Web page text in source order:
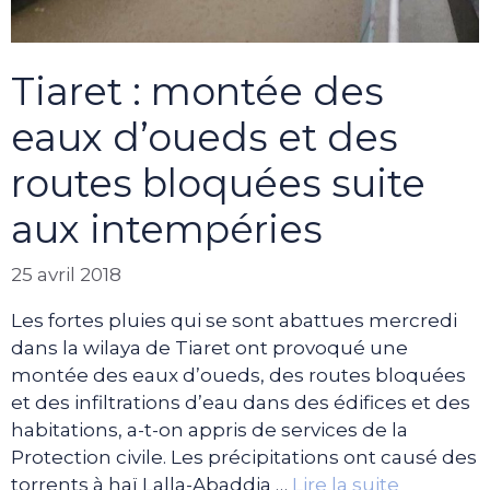
Tiaret : montée des
eaux d’oueds et des
routes bloquées suite
aux intempéries
25 avril 2018
Les fortes pluies qui se sont abattues mercredi
dans la wilaya de Tiaret ont provoqué une
montée des eaux d’oueds, des routes bloquées
et des infiltrations d’eau dans des édifices et des
habitations, a-t-on appris de services de la
Protection civile. Les précipitations ont causé des
torrents à haï Lalla-Abaddia … Lire la suite